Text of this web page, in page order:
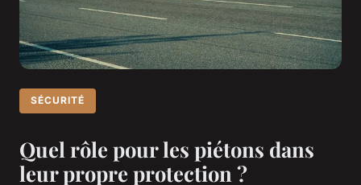
SÉCURITÉ
Quel rôle pour les piétons dans
leur propre protection ?